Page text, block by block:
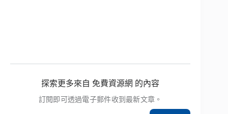
探索更多來自 免費資源網 的內容
訂閱即可透過電子郵件收到最新文章。